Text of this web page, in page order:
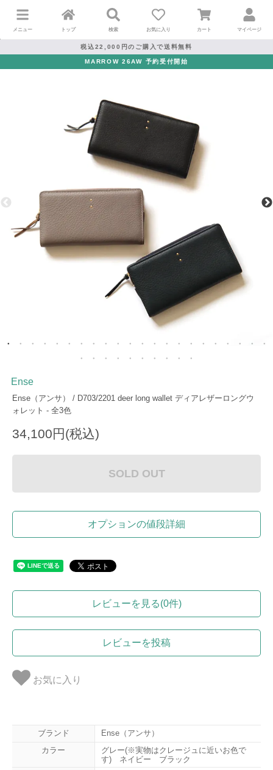
メニュー トップ 検索 お気に入り カート マイページ
税込22,000円のご購入で送料無料
MARROW 26AW 予約受付開始
Ense
Ense（アンサ） / D703/2201 deer long wallet ディアレザーロングウ
ォレット - 全3色
34,100円(税込)
SOLD OUT
オプションの値段詳細
レビューを見る(0件)
レビューを投稿
お気に入り
ブランド
Ense（アンサ）
カラー
グレー(※実物はクレージュに近いお色で
す) ネイビー ブラック